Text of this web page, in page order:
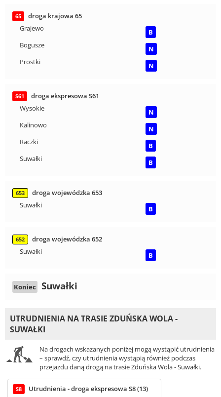
65
droga krajowa 65
Grajewo
B
Bogusze
N
Prostki
N
S61
droga ekspresowa S61
Wysokie
N
Kalinowo
N
Raczki
B
Suwałki
B
653
droga wojewódzka 653
Suwałki
B
652
droga wojewódzka 652
Suwałki
B
Koniec Suwałki
UTRUDNIENIA NA TRASIE ZDUŃSKA WOLA -
SUWAŁKI
Na drogach wskazanych poniżej mogą wystąpić utrudnienia
– sprawdź, czy utrudnienia wystąpią również podczas
przejazdu daną drogą na trasie Zduńska Wola - Suwałki.
S8 Utrudnienia - droga ekspresowa S8 (13)